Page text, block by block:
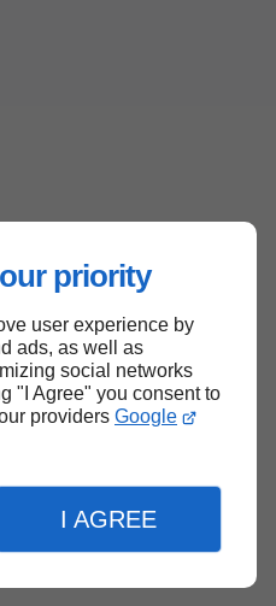
priority
user experience by
ads, as well as
social networks
"I Agree" you consent to
providers Google
I AGREE
page
page